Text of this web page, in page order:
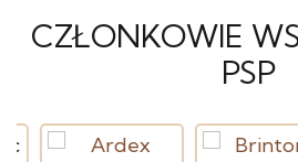
CZŁONKOWIE
PSP